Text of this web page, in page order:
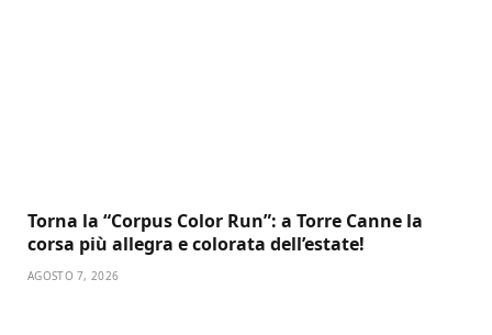
Torna la “Corpus Color Run”: a Torre Canne la
corsa più allegra e colorata dell’estate!
AGOSTO 7, 2026